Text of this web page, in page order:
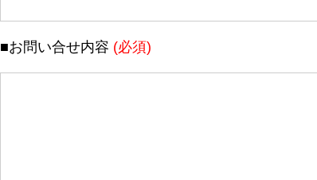
■お問い合せ内容 (必須)